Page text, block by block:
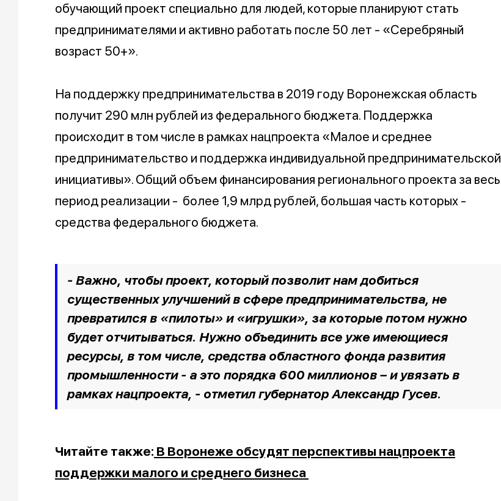
обучающий проект специально для людей, которые планируют стать
предпринимателями и активно работать после 50 лет - «Серебряный
возраст 50+».
На поддержку предпринимательства в 2019 году Воронежская область
получит 290 млн рублей из федерального бюджета. Поддержка
происходит в том числе в рамках нацпроекта «Малое и среднее
предпринимательство и поддержка индивидуальной предпринимательской
инициативы». Общий объем финансирования регионального проекта за весь
период реализации - более 1,9 млрд рублей, большая часть которых -
средства федерального бюджета.
- Важно, чтобы проект, который позволит нам добиться
существенных улучшений в сфере предпринимательства, не
превратился в «пилоты» и «игрушки», за которые потом нужно
будет отчитываться. Нужно объединить все уже имеющиеся
ресурсы, в том числе, средства областного фонда развития
промышленности - а это порядка 600 миллионов – и увязать в
рамках нацпроекта, - отметил губернатор Александр Гусев.
Читайте также: В Воронеже обсудят перспективы нацпроекта
поддержки малого и среднего бизнеса